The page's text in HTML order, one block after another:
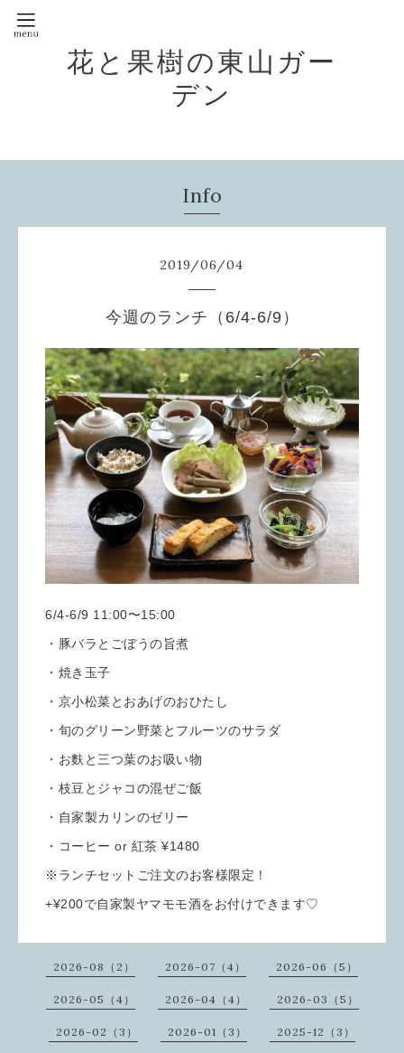
花と果樹の東山ガー
デン
Info
2019/06/04
今週のランチ（6/4-6/9）
6/4-6/9 11:00〜15:00
・豚バラとごぼうの旨煮
・焼き玉子
・京小松菜とおあげのおひたし
・旬のグリーン野菜とフルーツのサラダ
・お麩と三つ葉のお吸い物
・枝豆とジャコの混ぜご飯
・自家製カリンのゼリー
・コーヒー or 紅茶 ¥1480
※ランチセットご注文のお客様限定！
+¥200で自家製ヤマモモ酒をお付けできます♡
2026-08（2） 2026-07（4） 2026-06（5）
2026-05（4） 2026-04（4） 2026-03（5）
2026-02（3） 2026-01（3） 2025-12（3）